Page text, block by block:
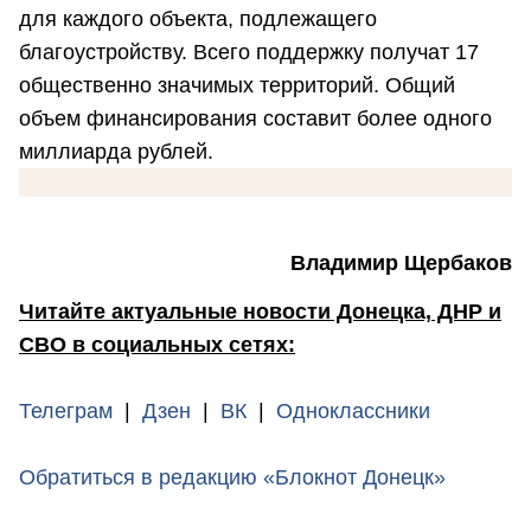
для каждого объекта, подлежащего
благоустройству. Всего поддержку получат 17
общественно значимых территорий. Общий
объем финансирования составит более одного
миллиарда рублей.
Владимир Щербаков
Читайте актуальные новости Донецка, ДНР и
СВО в социальных сетях:
Телеграм | Дзен | ВК | Одноклассники
Обратиться в редакцию «Блокнот Донецк»